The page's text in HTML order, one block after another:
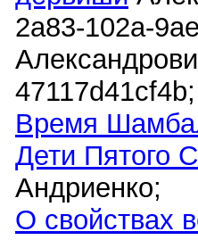
2a83-102a-
47117d41cf4b;
Время
Дети Пятого
Андриенко;
О свойствах